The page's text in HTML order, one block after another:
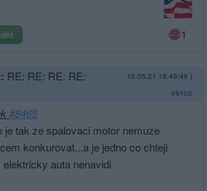
1
RE: RE: RE: RE: 10.05.21 18:49:49 |
#8468
#8465
je tak ze spalovaci motor nemuze
konkurovat...a je jedno co chteji
auta nenavidi